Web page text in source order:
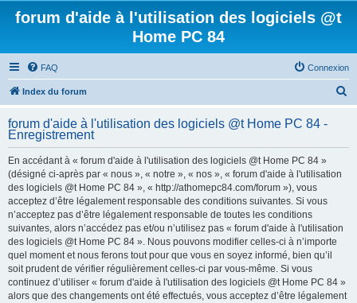
forum d'aide à l'utilisation des logiciels @t
Home PC 84
FAQ Connexion
Index du forum
h
forum d'aide à l'utilisation des logiciels @t Home PC 84 -
Enregistrement
En accédant à « forum d'aide à l'utilisation des logiciels @t Home PC 84 »
(désigné ci-après par « nous », « notre », « nos », « forum d'aide à l'utilisation
des logiciels @t Home PC 84 », « http://athomepc84.com/forum »), vous
acceptez d’être légalement responsable des conditions suivantes. Si vous
n’acceptez pas d’être légalement responsable de toutes les conditions
suivantes, alors n’accédez pas et/ou n’utilisez pas « forum d'aide à l'utilisation
des logiciels @t Home PC 84 ». Nous pouvons modifier celles-ci à n’importe
quel moment et nous ferons tout pour que vous en soyez informé, bien qu’il
soit prudent de vérifier régulièrement celles-ci par vous-même. Si vous
continuez d’utiliser « forum d'aide à l'utilisation des logiciels @t Home PC 84 »
alors que des changements ont été effectués, vous acceptez d’être légalement